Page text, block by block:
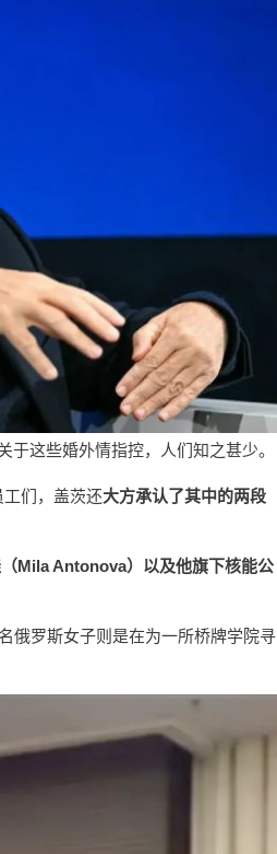
于这些婚外情指控，人们知之甚少。
们，盖茨还大方承认了其中的两段
Mila Antonova）以及他旗下核能公
俄罗斯女子则是在为一所桥牌学院寻